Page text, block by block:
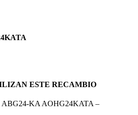
ESTE RECAMBIO
KA AOHG24KATA –